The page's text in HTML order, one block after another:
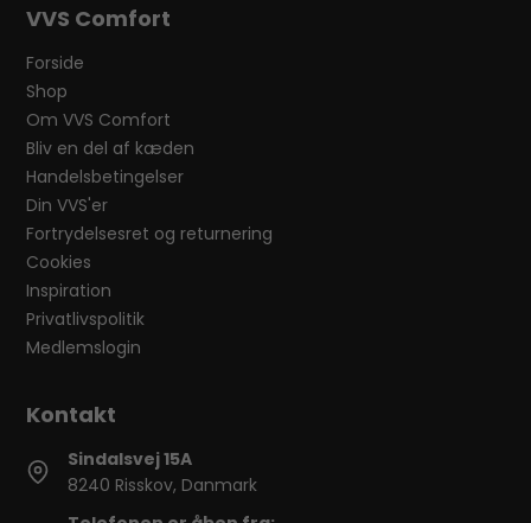
VVS Comfort
Forside
Shop
Om VVS Comfort
Bliv en del af kæden
Handelsbetingelser
Din VVS'er
Fortrydelsesret og returnering
Cookies
Inspiration
Privatlivspolitik
Medlemslogin
Sindalsvej 15A
8240 Risskov, Danmark